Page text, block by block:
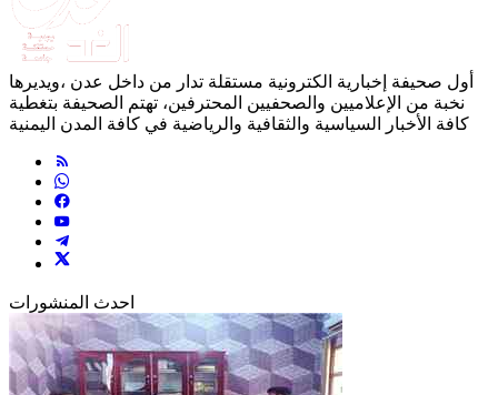
أول صحيفة إخبارية الكترونية مستقلة تدار من داخل عدن ،ويديرها
نخبة من الإعلاميين والصحفيين المحترفين، تهتم الصحيفة بتغطية
كافة الأخبار السياسية والثقافية والرياضية في كافة المدن اليمنية
احدث المنشورات